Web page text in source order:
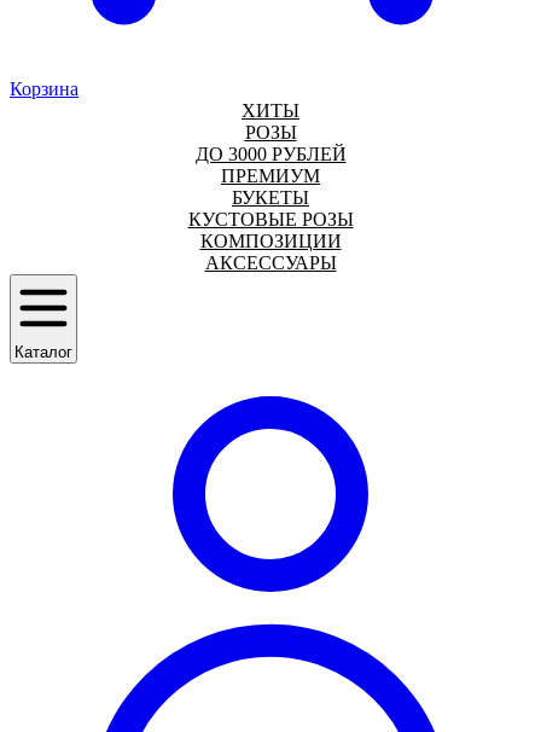
Корзина
ХИТЫ
РОЗЫ
ДО 3000 РУБЛЕЙ
ПРЕМИУМ
БУКЕТЫ
КУСТОВЫЕ РОЗЫ
КОМПОЗИЦИИ
АКСЕССУАРЫ
Каталог